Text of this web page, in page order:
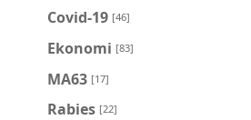
Covid-19 [46]
Ekonomi [83]
MA63 [17]
Rabies [22]